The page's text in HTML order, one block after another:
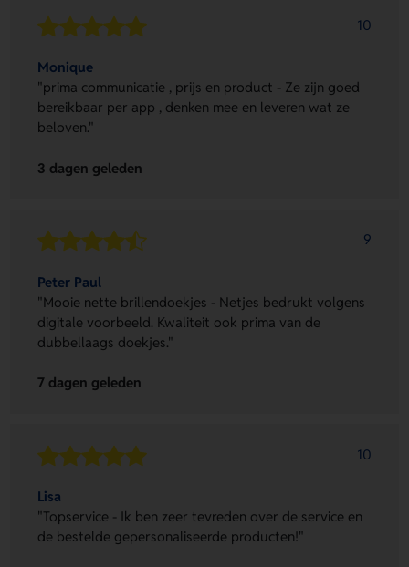
10
Monique
"prima communicatie , prijs en product - Ze zijn goed
bereikbaar per app , denken mee en leveren wat ze
beloven."
3 dagen geleden
9
Peter Paul
"Mooie nette brillendoekjes - Netjes bedrukt volgens
digitale voorbeeld. Kwaliteit ook prima van de
dubbellaags doekjes."
7 dagen geleden
10
Lisa
"Topservice - Ik ben zeer tevreden over de service en
de bestelde gepersonaliseerde producten!"